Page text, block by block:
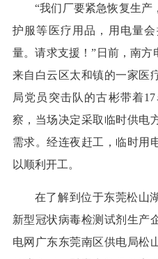
“我们厂要紧急恢复生产
护服等医疗用品，用电量
量。请求支援！”日前，南方
来自白云区太和镇的一家医
局党员突击队的古彬带着
察，当场决定采取临时供电
需求。经连夜赶工，临时用
以顺利开工。
在了解到位于东莞松山
新型冠状病毒检测试剂生产
电网广东东莞南区供电局松